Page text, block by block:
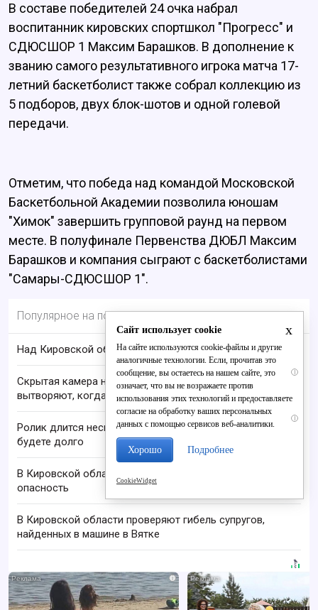
В составе победителей 24 очка набрал
воспитанник кировских спортшкол "Прогресс" и
СДЮСШОР 1 Максим Барашков. В дополнение к
званию самого результативного игрока матча 17-
летний баскетболист также собрал коллекцию из
5 подборов, двух блок-шотов и одной голевой
передачи.
Отметим, что победа над командой Московской
Баскетбольной Академии позволила юношам
"Химок" завершить групповой раунд на первом
месте. В полуфинале Первенства ДЮБЛ Максим
Барашков и компания сыграют с баскетболистами
"Самары-СДЮСШОР 1".
Популярное на портале
Над Кировской областью сбили БПЛА
i
Скрытая камера на пляже Крыма: Что люди
вытворяют, когда их не видят...
i
Ролик длится несколько секунд, а смеяться вы
будете долго
В Кировской области отменили ракетную
опасность
В Кировской области проверяют гибель супругов,
найденных в машине в Вятке
i
x
Сайт использует cookie
На сайте используются cookie-файлы и другие
аналогичные технологии. Если, прочитав это
сообщение, вы остаетесь на нашем сайте, это
означает, что вы не возражаете против
использования этих технологий и предоставляете
согласие на обработку ваших персональных
данных с помощью сервисов веб-аналитики.
Хорошо Подробнее
CookieWidget